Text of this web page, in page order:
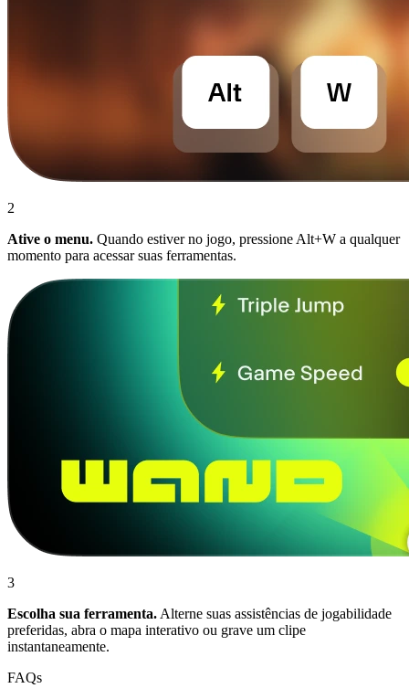
2
Ative o menu. Quando estiver no jogo, pressione Alt+W a qualquer
momento para acessar suas ferramentas.
3
Escolha sua ferramenta. Alterne suas assistências de jogabilidade
preferidas, abra o mapa interativo ou grave um clipe
instantaneamente.
FAQs